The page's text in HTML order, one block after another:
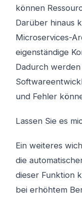
können
Darüber hinaus
Microservices-
eigenständige
Dadurch werden
und Fehler
Lassen Sie es
Ein weiteres
die
dieser Funktion
bei erhöhtem